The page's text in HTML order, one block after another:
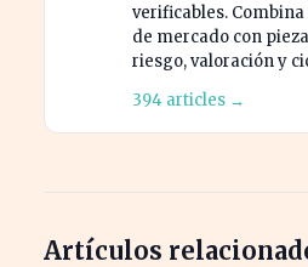
verificables.
de mercado con
riesgo, valoración y
394 articles →
Artículos